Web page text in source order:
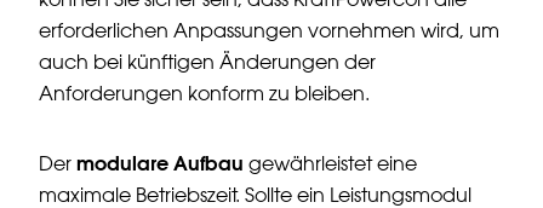
erforderlichen Anpassungen vornehmen wird, um
auch bei künftigen Änderungen der
Anforderungen konform zu bleiben.
Der modulare Aufbau gewährleistet eine
maximale Betriebszeit. Sollte ein Leistungsmodul